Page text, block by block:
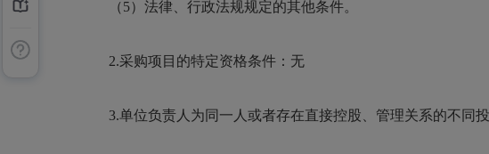
（5）法律、行政法规规定的其他条件。
2.采购项目的特定资格条件：无
3.单位负责人为同一人或者存在直接控股、管理关系的不同投